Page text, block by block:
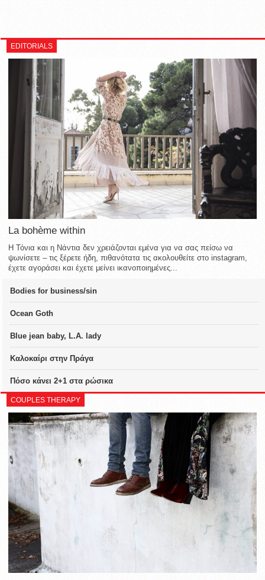
EDITORIALS
La bohème within
Η Τόνια και η Νάντια δεν χρειάζονται εμένα για να σας πείσω να
ψωνίσετε – τις ξέρετε ήδη, πιθανότατα τις ακολουθείτε στο instagram,
έχετε αγοράσει και έχετε μείνει ικανοποιημένες...
Bodies for business/sin
Ocean Goth
Blue jean baby, L.A. lady
Καλοκαίρι στην Πράγα
Πόσο κάνει 2+1 στα ρώσικα
COUPLES THERAPY